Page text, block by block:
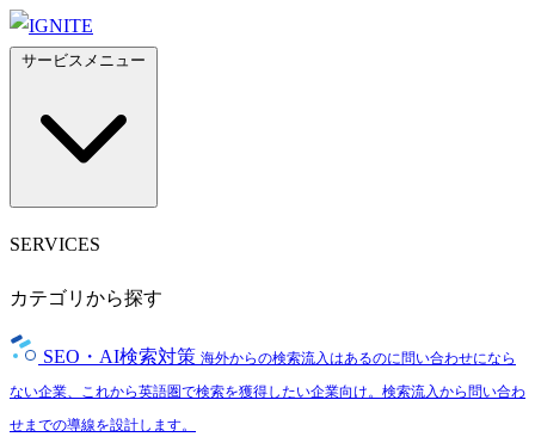
SERVICES
カテゴリから探す
SEO・AI検索対策 海外からの検索流入はあるのに問い合わせになら
ない企業、これから英語圏で検索を獲得したい企業向け。検索流入から問い合わ
せまでの導線を設計します。